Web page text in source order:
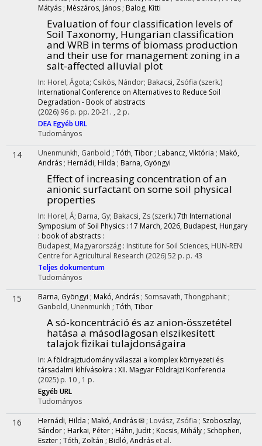
Mátyás ; Mészáros, János ; Balog, Kitti
Evaluation of four classification levels of
Soil Taxonomy, Hungarian classification
and WRB in terms of biomass production
and their use for management zoning in a
salt-affected alluvial plot
In: Horel, Ágota; Csikós, Nándor; Bakacsi, Zsófia (szerk.)
International Conference on Alternatives to Reduce Soil
Degradation - Book of abstracts
(2026) 96 p. pp. 20-21. , 2 p.
DEAEgyéb URL
Tudományos
14 Unenmunkh, Ganbold ; Tóth, Tibor ; Labancz, Viktória ; Makó,
András ; Hernádi, Hilda ; Barna, Gyöngyi
Effect of increasing concentration of an
anionic surfactant on some soil physical
properties
In: Horel, Á; Barna, Gy; Bakacsi, Zs (szerk.)7th International
Symposium of Soil Physics : 17 March, 2026, Budapest, Hungary
: book of abstracts :
Budapest, Magyarország : Institute for Soil Sciences, HUN-REN
Centre for Agricultural Research (2026)52 p. p. 43
Teljes dokumentum
Tudományos
15 Barna, Gyöngyi ; Makó, András ; Somsavath, Thongphanit ;
Ganbold, Unenmunkh ; Tóth, Tibor
A só-koncentráció és az anion-összetétel
hatása a másodlagosan elszikesített
talajok fizikai tulajdonságaira
In: A földrajztudomány válaszai a komplex környezeti és
társadalmi kihívásokra : XII. Magyar Földrajzi Konferencia
(2025) p. 10 , 1 p.
Egyéb URL
Tudományos
16 Hernádi, Hilda ; Makó, András ✉ ; Lovász, Zsófia ; Szoboszlay,
Sándor ; Harkai, Péter ; Háhn, Judit ; Kocsis, Mihály ; Schöphen,
Eszter ; Tóth, Zoltán ; Bidló, András et al.